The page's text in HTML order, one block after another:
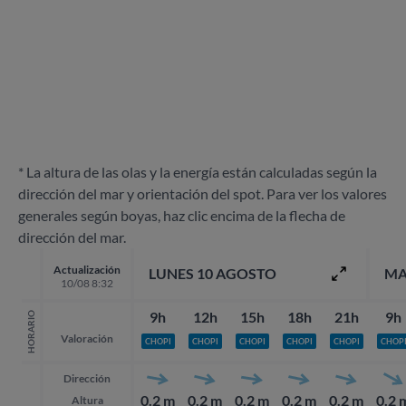
* La altura de las olas y la energía están calculadas según la
dirección del mar y orientación del spot. Para ver los valores
generales según boyas, haz clic encima de la flecha de
dirección del mar.
Actualización
10/08 8:32
HORARIO Valoración
Dirección
Altura
LUNES 10 AGOSTO
9h
CHOPI
0.2 m
12h
CHOPI
0.2 m
15h
CHOPI
0.2 m
18h
CHOPI
0.2 m
21h
CHOPI
0.2 m
9h
CHOPI
0.2